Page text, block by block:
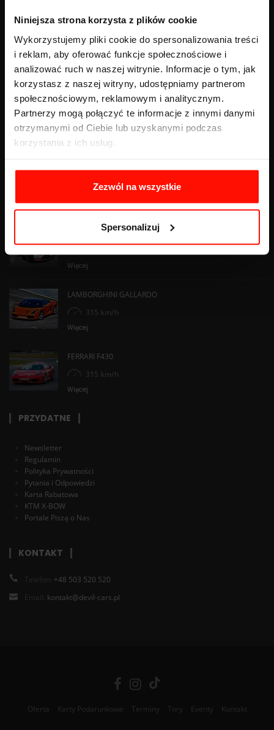
Niniejsza strona korzysta z plików cookie
Wykorzystujemy pliki cookie do spersonalizowania treści
i reklam, aby oferować funkcje społecznościowe i
analizować ruch w naszej witrynie. Informacje o tym, jak
korzystasz z naszej witryny, udostępniamy partnerom
społecznościowym, reklamowym i analitycznym.
Partnerzy mogą połączyć te informacje z innymi danymi
otrzymanymi od Ciebie lub uzyskanymi podczas
korzystania z ich usług.
Zezwól na wszystkie
Spersonalizuj
Napęd FWD – co oznacza i czym różni się od RWD oraz AWD?
Więcej
Znaki nakazu - pełna lista z opisem, wyglądem i znaczeniem
Więcej
RANKING SAMOCHODÓW
KTM X-BOW
Więcej
LAMBORGHINI GALLARDO
315 km/h
Więcej
FERRARI F430
315 km/h
Więcej
PRZYDATNE
Newsletter
Regulamin
Polityka Prywatności
Pytania i Odpowiedzi
Karta Rabatowa
KTM X-BOW
Portale Piszą o Nas
KONTAKT
Telefon: +48 503 520 520
Email: kontakt@devil-cars.pl
Oferta Karty Podarunkowe Terminy Tory Eventy Kontakt